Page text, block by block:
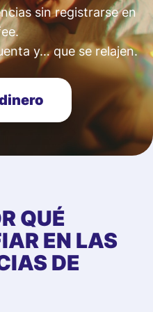
sin registrarse en
y… que se relajen.
QUÉ
EN LAS
DE